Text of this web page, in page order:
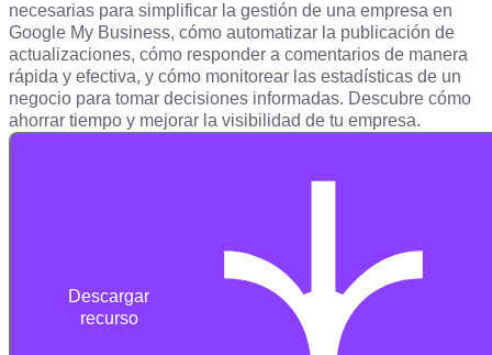
necesarias para simplificar la gestión de una empresa en
Google My Business, cómo automatizar la publicación de
actualizaciones, cómo responder a comentarios de manera
rápida y efectiva, y cómo monitorear las estadísticas de un
negocio para tomar decisiones informadas. Descubre cómo
ahorrar tiempo y mejorar la visibilidad de tu empresa.
Descargar
recurso